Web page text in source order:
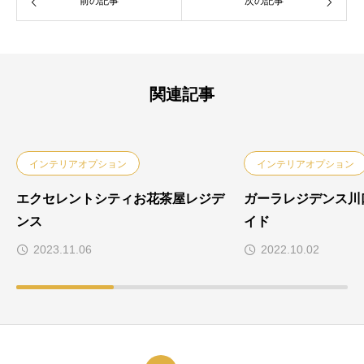
関連記事
インテリアオプション
エクセレントシティお花茶屋レジデ
ンス
2023.11.06
インテリアオプション
ガーラレジデンス
イド
2022.10.02